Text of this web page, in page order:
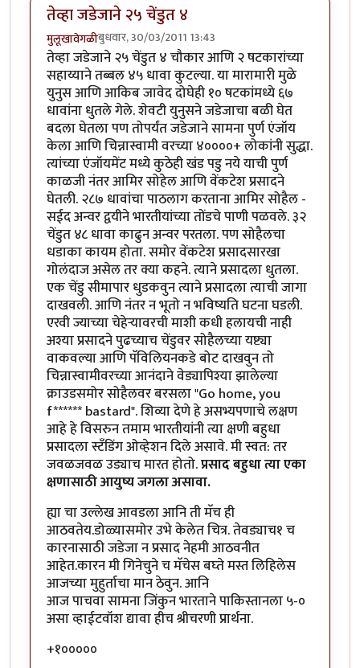
तेव्हा जडेजाने २५ चेंडुत ४
मुलूखावेगळीबुधवार, 30/03/2011 13:43
तेव्हा जडेजाने २५ चेंडुत ४ चौकार आणि २ षटकारांच्या
सहाय्याने तब्बल ४५ धावा कुटल्या. या मारामारी मुळे
युनुस आणि आकिब जावेद दोघेही १० षटकांमध्ये ६७
धावांना धुतले गेले. शेवटी युनुसने जडेजाचा बळी घेत
बदला घेतला पण तोपर्यंत जडेजाने सामना पुर्ण एंजॉय
केला आणि चिन्नास्वामी वरच्या ४००००+ लोकांनी सुद्धा.
त्यांच्या एंजॉयमेंट मध्ये कुठेही खंड पडु नये याची पुर्ण
काळजी नंतर आमिर सोहेल आणि वेंकटेश प्रसादने
घेतली. २८७ धावांचा पाठलाग करताना आमिर सोहैल -
सईद अन्वर द्वयीने भारतीयांच्या तोंडचे पाणी पळवले. ३२
चेंडुत ४८ धावा काढुन अन्वर परतला. पण सोहैलचा
धडाका कायम होता. समोर वेंकटेश प्रसादसारखा
गोलंदाज असेल तर क्या कहने. त्याने प्रसादला धुतला.
एक चेंडु सीमापार धुडकवुन त्याने प्रसादला त्याची जागा
दाखवली. आणि नंतर न भूतो न भविष्यति घटना घडली.
एरवी ज्याच्या चेहेर्‍यावरची माशी कधी हलायची नाही
अश्या प्रसादने पुढच्याच चेंडुवर सोहैलच्या यष्ट्या
वाकवल्या आणि पॅविलियनकडे बोट दाखवुन तो
चिन्नास्वामीवरच्या आनंदाने वेड्यापिश्या झालेल्या
क्राउडसमोर सोहैलवर बरसला "Go home, you
f****** bastard". शिव्या देणे हे असभ्यपणाचे लक्षण
आहे हे विसरुन तमाम भारतीयांनी त्या क्षणी बहुधा
प्रसादला स्टँडिंग ओव्हेशन दिले असावे. मी स्वत: तर
जवळजवळ उड्याच मारत होतो.प्रसाद बहुधा त्या एका
क्षणासाठी आयुष्य जगला असावा.
ह्या चा उल्लेख आवडला आनि ती मॅच ही
आठवतेय.डोळ्यासमोर उभे केलेत चित्र. तेवड्याच१ च
कारनासाठी जडेजा न प्रसाद नेहमी आठवनीत
आहेत.कारन मी गिनेचुने च मॅचेस बघ्ते मस्त लिहिलेस
आजच्या मुहुर्ताचा मान ठेवुन. आनि
आज पाचवा सामना जिंकुन भारताने पाकिस्तानला ५-०
असा व्हाईटवॉश द्यावा हीच श्रीचरणी प्रार्थना.
+१०००००